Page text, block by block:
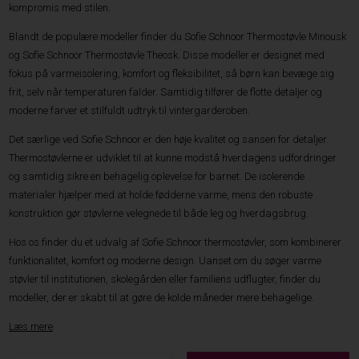
kompromis med stilen.
Blandt de populære modeller finder du Sofie Schnoor Thermostøvle Minousk
og Sofie Schnoor Thermostøvle Theosk. Disse modeller er designet med
fokus på varmeisolering, komfort og fleksibilitet, så børn kan bevæge sig
frit, selv når temperaturen falder. Samtidig tilfører de flotte detaljer og
moderne farver et stilfuldt udtryk til vintergarderoben.
Det særlige ved Sofie Schnoor er den høje kvalitet og sansen for detaljer.
Thermostøvlerne er udviklet til at kunne modstå hverdagens udfordringer
og samtidig sikre en behagelig oplevelse for barnet. De isolerende
materialer hjælper med at holde fødderne varme, mens den robuste
konstruktion gør støvlerne velegnede til både leg og hverdagsbrug.
Hos os finder du et udvalg af Sofie Schnoor thermostøvler, som kombinerer
funktionalitet, komfort og moderne design. Uanset om du søger varme
støvler til institutionen, skolegården eller familiens udflugter, finder du
modeller, der er skabt til at gøre de kolde måneder mere behagelige.
Læs mere